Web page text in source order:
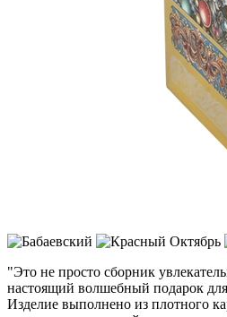
"Это не просто сборник
настоящий волшебный подарок
Изделие выполнено из плотного